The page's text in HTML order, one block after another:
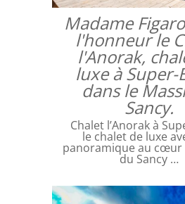
Madame
l'honneur le
l'Anorak,
luxe à Super-
dans le
Sancy.
Chalet l’Anorak à
le chalet de luxe
panoramique au cœur
du Sancy …